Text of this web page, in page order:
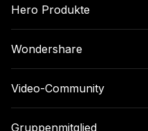
Hero Produkte
Wondershare
Video-Community
Gruppenmitglied